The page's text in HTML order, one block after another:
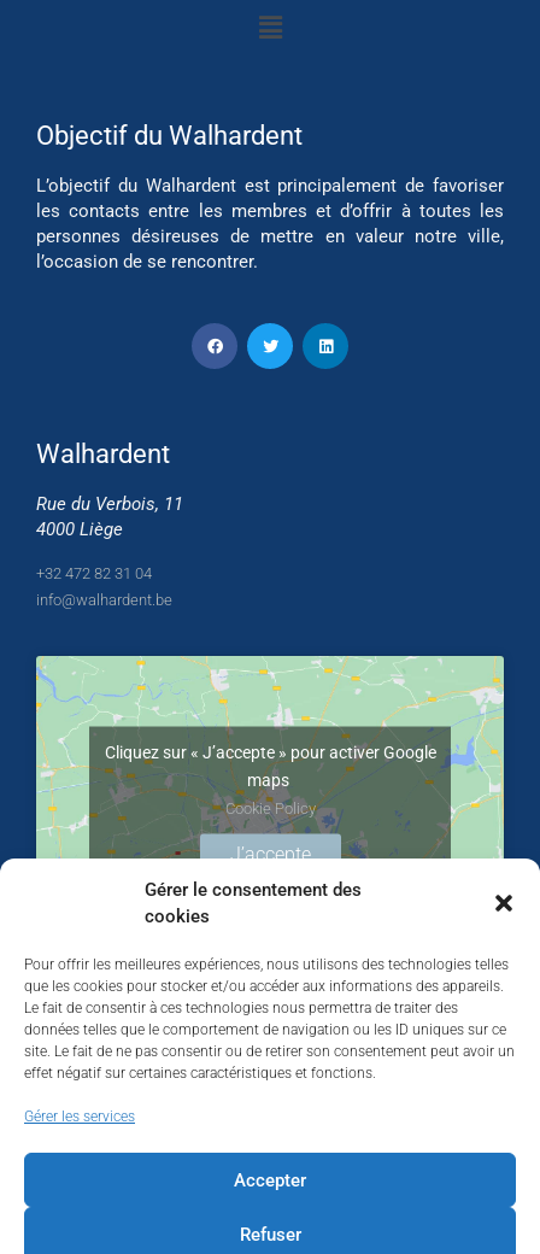
Gérer le consentement des
cookies
Pour offrir les meilleures expériences, nous utilisons des technologies telles
que les cookies pour stocker et/ou accéder aux informations des appareils.
Le fait de consentir à ces technologies nous permettra de traiter des
données telles que le comportement de navigation ou les ID uniques sur ce
site. Le fait de ne pas consentir ou de retirer son consentement peut avoir un
effet négatif sur certaines caractéristiques et fonctions.
Gérer les services
Accepter
Refuser
Objectif du Walhardent
L’objectif du Walhardent est principalement de favoriser
les contacts entre les membres et d’offrir à toutes les
personnes désireuses de mettre en valeur notre ville,
l’occasion de se rencontrer.
Walhardent
Rue du Verbois, 11
4000 Liège
+32 472 82 31 04
info@walhardent.be
Cliquez sur « J’accepte » pour activer Google
maps
Cookie Policy
J’accepte